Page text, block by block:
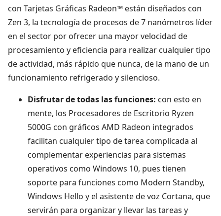
con Tarjetas Gráficas Radeon™ están diseñados con
Zen 3, la tecnología de procesos de 7 nanómetros líder
en el sector por ofrecer una mayor velocidad de
procesamiento y eficiencia para realizar cualquier tipo
de actividad, más rápido que nunca, de la mano de un
funcionamiento refrigerado y silencioso.
Disfrutar de todas las funciones: con esto en
mente, los Procesadores de Escritorio Ryzen
5000G con gráficos AMD Radeon integrados
facilitan cualquier tipo de tarea complicada al
complementar experiencias para sistemas
operativos como Windows 10, pues tienen
soporte para funciones como Modern Standby,
Windows Hello y el asistente de voz Cortana, que
servirán para organizar y llevar las tareas y